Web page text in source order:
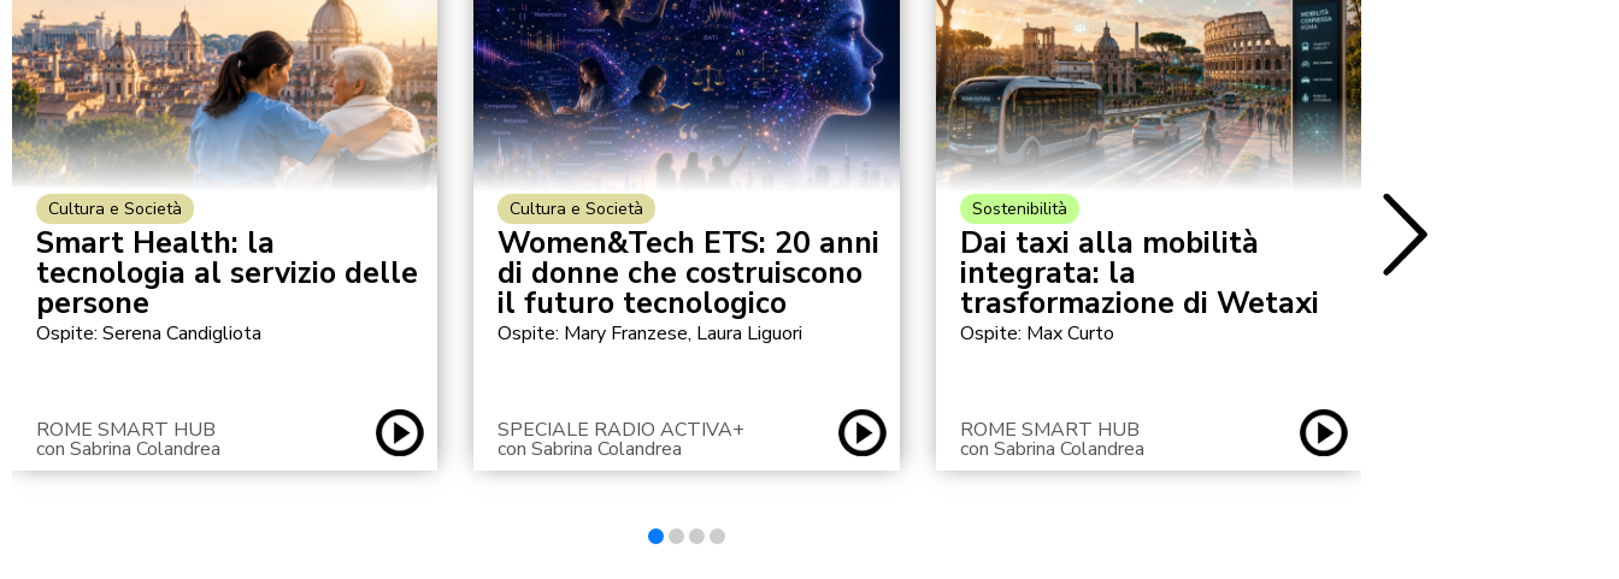
Cultura e Società
Smart Health: la
tecnologia al servizio delle
persone
Ospite: Serena Candigliota
ROME SMART HUB
con Sabrina Colandrea
Cultura e Società
Women&Tech ETS: 20 anni
di donne che costruiscono
il futuro tecnologico
Ospite: Mary Franzese, Laura Liguori
SPECIALE RADIO ACTIVA+
con Sabrina Colandrea
Sostenibilità
Dai taxi alla mobilità
integrata: la
trasformazione di Wetaxi
Ospite: Max Curto
ROME SMART HUB
con Sabrina Colandrea
TaDa, la